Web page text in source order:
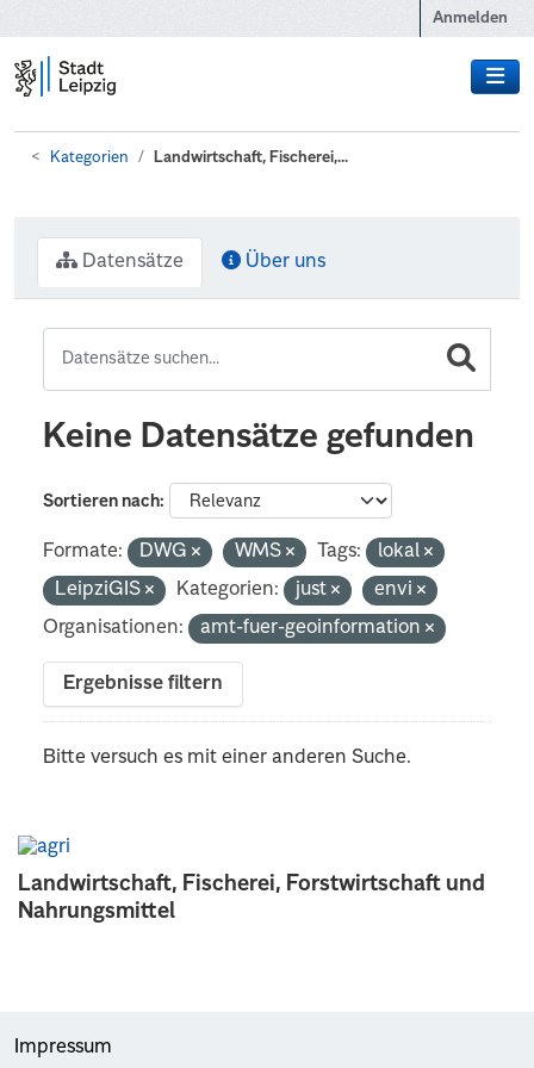
Anmelden
Kategorien Landwirtschaft, Fischerei,...
Landwirtschaft, Fischerei, Forstwirtschaft und
Nahrungsmittel
Datensätze Über uns
Keine Datensätze gefunden
Sortieren nach
Formate: DWG WMS Tags:
lokal
LeipziGIS
Kategorien: just
envi
Organisationen:
amt-fuer-geoinformation
Ergebnisse filtern
Bitte versuch es mit einer anderen Suche.
Impressum